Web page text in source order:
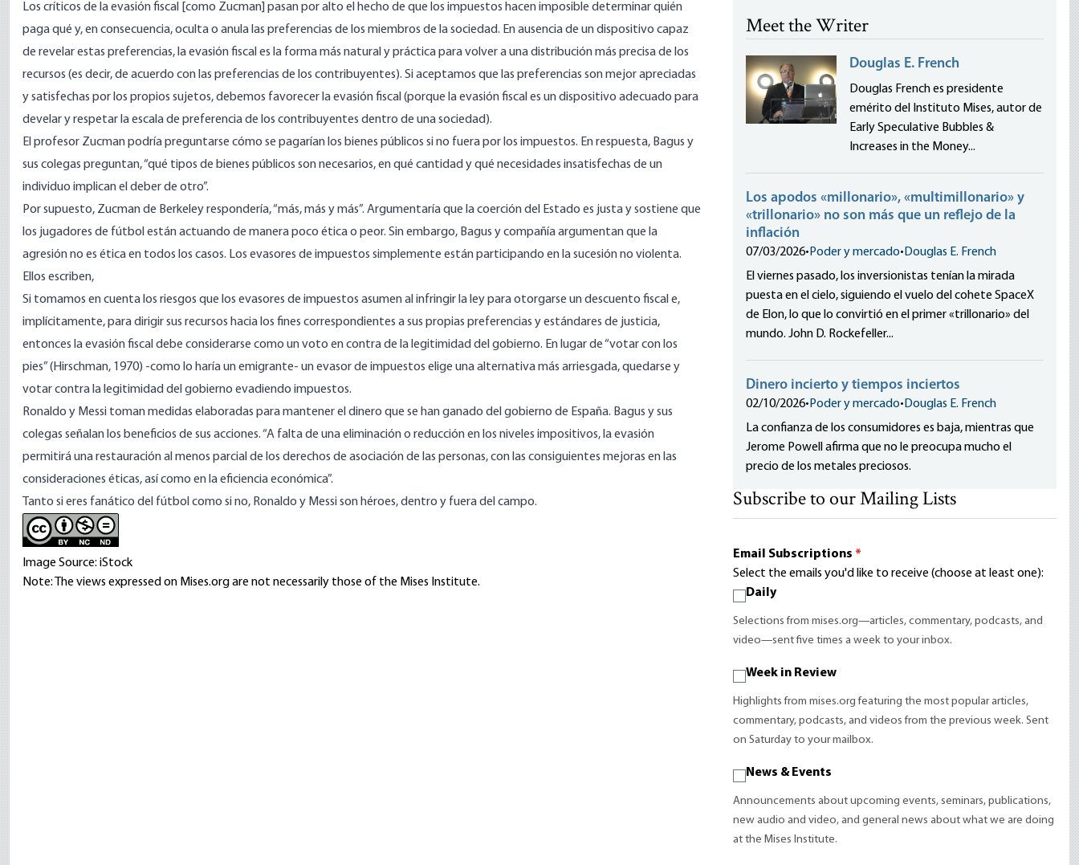
Los críticos de la evasión fiscal [como Zucman] pasan por alto el hecho de que los impuestos hacen imposible determinar quién
paga qué y, en consecuencia, oculta o anula las preferencias de los miembros de la sociedad. En ausencia de un dispositivo capaz
de revelar estas preferencias, la evasión fiscal es la forma más natural y práctica para volver a una distribución más precisa de los
recursos (es decir, de acuerdo con las preferencias de los contribuyentes). Si aceptamos que las preferencias son mejor apreciadas
y satisfechas por los propios sujetos, debemos favorecer la evasión fiscal (porque la evasión fiscal es un dispositivo adecuado para
develar y respetar la escala de preferencia de los contribuyentes dentro de una sociedad).
El profesor Zucman podría preguntarse cómo se pagarían los bienes públicos si no fuera por los impuestos. En respuesta, Bagus y
sus colegas preguntan, “qué tipos de bienes públicos son necesarios, en qué cantidad y qué necesidades insatisfechas de un
individuo implican el deber de otro”.
Por supuesto, Zucman de Berkeley respondería, “más, más y más”. Argumentaría que la coerción del Estado es justa y sostiene que
los jugadores de fútbol están actuando de manera poco ética o peor. Sin embargo, Bagus y compañía argumentan que la
agresión no es ética en todos los casos. Los evasores de impuestos simplemente están participando en la sucesión no violenta.
Ellos escriben,
Si tomamos en cuenta los riesgos que los evasores de impuestos asumen al infringir la ley para otorgarse un descuento fiscal e,
implícitamente, para dirigir sus recursos hacia los fines correspondientes a sus propias preferencias y estándares de justicia,
entonces la evasión fiscal debe considerarse como un voto en contra de la legitimidad del gobierno. En lugar de “votar con los
pies” (Hirschman, 1970) -como lo haría un emigrante- un evasor de impuestos elige una alternativa más arriesgada, quedarse y
votar contra la legitimidad del gobierno evadiendo impuestos.
Ronaldo y Messi toman medidas elaboradas para mantener el dinero que se han ganado del gobierno de España. Bagus y sus
colegas señalan los beneficios de sus acciones. “A falta de una eliminación o reducción en los niveles impositivos, la evasión
permitirá una restauración al menos parcial de los derechos de asociación de las personas, con las consiguientes mejoras en las
consideraciones éticas, así como en la eficiencia económica”.
Tanto si eres fanático del fútbol como si no, Ronaldo y Messi son héroes, dentro y fuera del campo.
Image Source: iStock
Note: The views expressed on Mises.org are not necessarily those of the Mises Institute.
Meet the Writer
Douglas E. French
Douglas French es presidente
emérito del Instituto Mises, autor de
Early Speculative Bubbles &
Increases in the Money...
Los apodos «millonario», «multimillonario» y
«trillonario» no son más que un reflejo de la
inflación
07/03/2026• Poder y mercado• Douglas E. French
El viernes pasado, los inversionistas tenían la mirada
puesta en el cielo, siguiendo el vuelo del cohete SpaceX
de Elon, lo que lo convirtió en el primer «trillonario» del
mundo. John D. Rockefeller...
Dinero incierto y tiempos inciertos
02/10/2026• Poder y mercado• Douglas E. French
La confianza de los consumidores es baja, mientras que
Jerome Powell afirma que no le preocupa mucho el
precio de los metales preciosos.
Subscribe to our Mailing Lists
Email Subscriptions *
Select the emails you'd like to receive (choose at least one):
Daily
Selections from mises.org—articles, commentary, podcasts, and
video—sent five times a week to your inbox.
Week in Review
Highlights from mises.org featuring the most popular articles,
commentary, podcasts, and videos from the previous week. Sent
on Saturday to your mailbox.
News & Events
Announcements about upcoming events, seminars, publications,
new audio and video, and general news about what we are doing
at the Mises Institute.